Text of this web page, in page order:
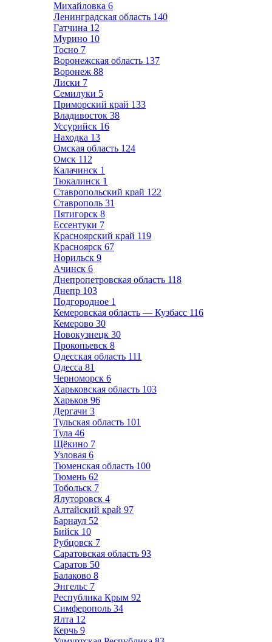
Михайловка 6
Ленинградская область 140
Гатчина 12
Мурино 10
Тосно 7
Воронежская область 137
Воронеж 88
Лиски 7
Семилуки 5
Приморский край 133
Владивосток 38
Уссурийск 16
Находка 13
Омская область 124
Омск 112
Калачинск 1
Тюкалинск 1
Ставропольский край 122
Ставрополь 31
Пятигорск 8
Ессентуки 7
Красноярский край 119
Красноярск 67
Норильск 9
Ачинск 6
Днепропетровская область 118
Днепр 103
Подгородное 1
Кемеровская область — Кузбасс 116
Кемерово 30
Новокузнецк 30
Прокопьевск 8
Одесская область 111
Одесса 81
Черноморск 6
Харьковская область 103
Харьков 96
Дергачи 3
Тульская область 101
Тула 46
Щёкино 7
Узловая 6
Тюменская область 100
Тюмень 62
Тобольск 7
Ялуторовск 4
Алтайский край 97
Барнаул 52
Бийск 10
Рубцовск 7
Саратовская область 93
Саратов 50
Балаково 8
Энгельс 7
Республика Крым 92
Симферополь 34
Ялта 12
Керчь 9